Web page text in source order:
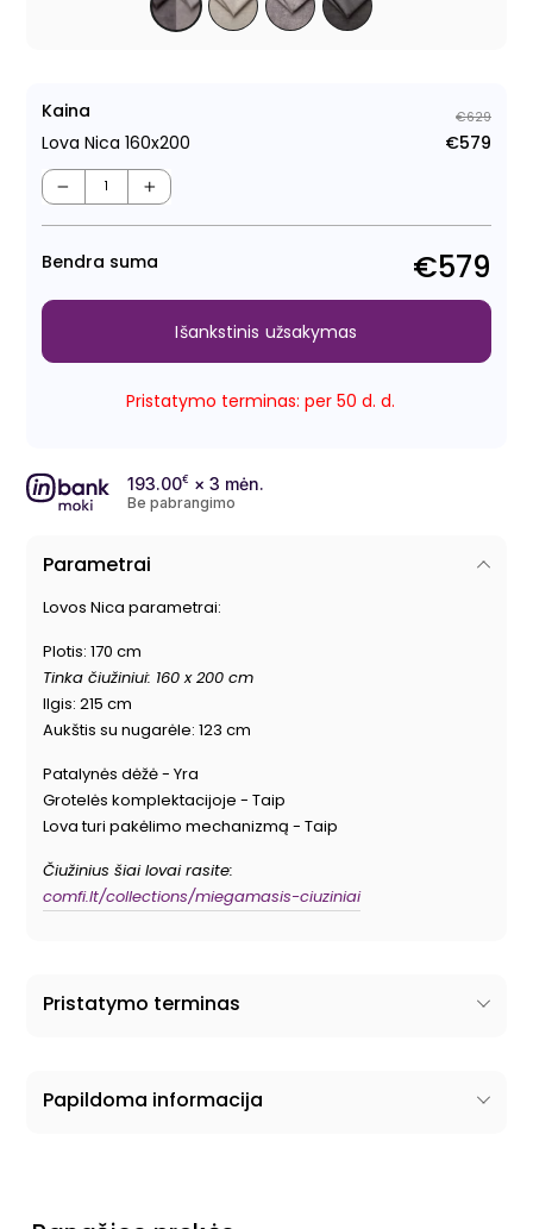
Kaina
Lova Nica 160x200
€629
€579
− +
Bendra suma €579
Pristatymo terminas: per 50 d. d.
Išankstinis užsakymas
193.00€ × 3 mėn.
Be pabrangimo
Parametrai
Lovos Nica parametrai:
Plotis: 170 cm
Tinka čiužiniui: 160 x 200 cm
Ilgis: 215 cm
Aukštis su nugarėle: 123 cm
Patalynės dėžė - Yra
Grotelės komplektacijoje - Taip
Lova turi pakėlimo mechanizmą - Taip
Čiužinius šiai lovai rasite:
comfi.lt/collections/miegamasis-ciuziniai
Pristatymo terminas
Papildoma informacija